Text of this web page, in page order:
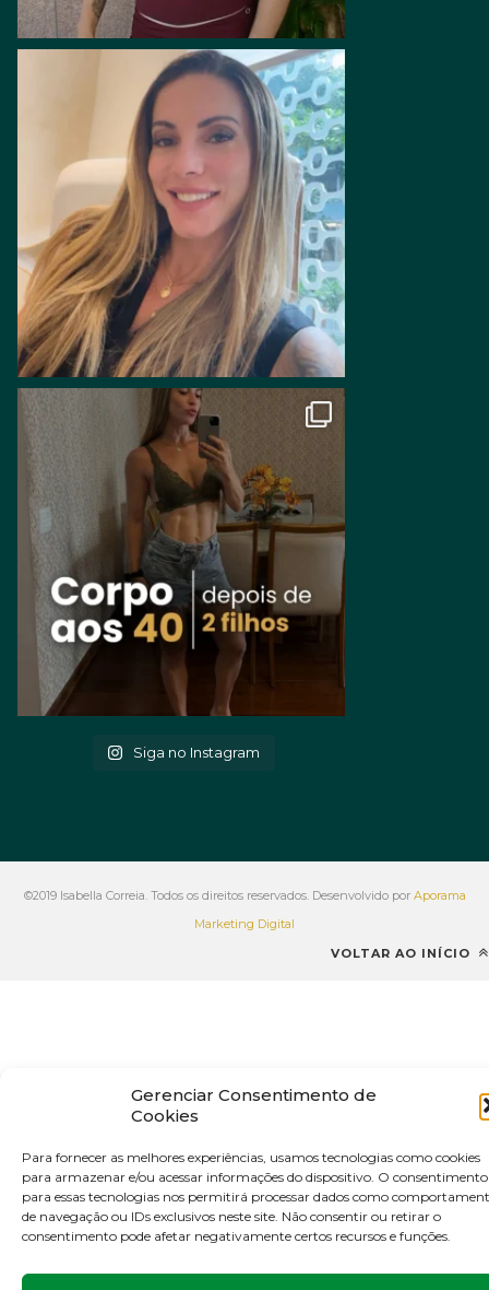
Gerenciar Consentimento de
Cookies
Para fornecer as melhores experiências, usamos tecnologias como cookies
para armazenar e/ou acessar informações do dispositivo. O consentimento
para essas tecnologias nos permitirá processar dados como
de navegação ou IDs exclusivos neste site. Não consentir ou retirar o
consentimento pode afetar negativamente certos recursos e funções.
Siga no Instagram
©2019 Isabella Correia. Todos os direitos reservados. Desenvolvido por Aporama
Marketing Digital
VOLTAR AO INÍCIO